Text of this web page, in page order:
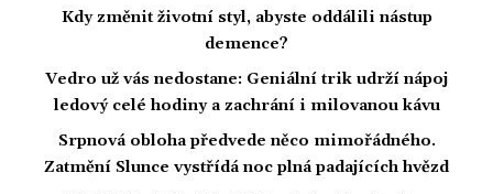
Kdy změnit životní styl, abyste oddálili nástup
demence?
Vedro už vás nedostane: Geniální trik udrží nápoj
ledový celé hodiny a zachrání i milovanou kávu
Srpnová obloha předvede něco mimořádného.
Zatmění Slunce vystřídá noc plná padajících hvězd